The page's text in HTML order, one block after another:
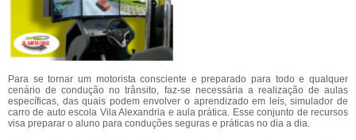
Para se tornar um motorista consciente e preparado para todo e qualquer
cenário de condução no trânsito, faz-se necessária a realização de aulas
específicas, das quais podem envolver o aprendizado em leis, simulador de
carro de auto escola Vila Alexandria e aula prática. Esse conjunto de recursos
visa preparar o aluno para conduções seguras e práticas no dia a dia.